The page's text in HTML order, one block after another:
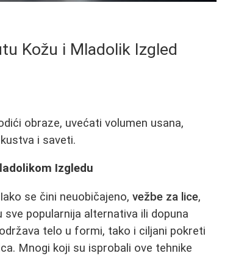
Kožu i Mladolik Izgled
obraze, uvećati volumen usana,
i saveti.
Izgledu
se čini neuobičajeno,vežbe za lice,
sve popularnija alternativa ili dopuna
telo u formi, tako i ciljani pokreti
Mnogi koji su isprobali ove tehnike